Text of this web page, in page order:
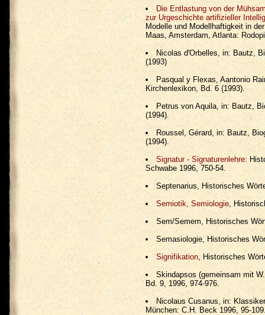
Die Entlastung von der
zur Urgeschichte artifizieller
Modelle und Modellhaftigkeit in
Maas, Amsterdam, Atlanta:
Nicolas d'Orbelles, in: Bautz,
(1993)
Pasqual y Flexas, Aantonio
Kirchenlexikon, Bd. 6 (1993).
Petrus von Aquila, in: Bautz,
(1994).
Roussel, Gérard, in: Bautz,
(1994).
Signatur - Signaturenlehre:
Schwabe 1996, 750-54.
Septenarius, Historisches
Semiotik, Semiologie,
Sem/Semem, Historisches
Semasiologie, Historisches
Signifikation, Historisches
Skindapsos (gemeinsam mit
Bd. 9, 1996, 974-976.
Nicolaus Cusanus, in:
München: C.H. Beck 1996, 95-